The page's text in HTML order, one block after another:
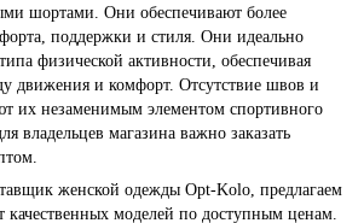
шортами. Они обеспечивают более
поддержки и стиля. Они идеально
физической активности, обеспечивая
движения и комфорт. Отсутствие швов и
их незаменимым элементом спортивного
владельцев магазина важно заказать
женской одежды Opt-Kolo, предлагаем
качественных моделей по доступным ценам.